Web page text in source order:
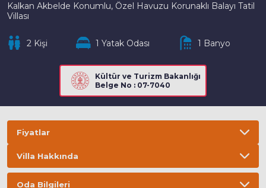
Kalkan Akbelde Konumlu, Özel Havuzu Korunaklı Balayı Tatil
Villası
2 Kişi 1 Yatak Odası 1 Banyo
Kültür ve Turizm Bakanlığı
Belge No : 07-7040
Fiyatlar
Villa Hakkında
Oda Bilgileri